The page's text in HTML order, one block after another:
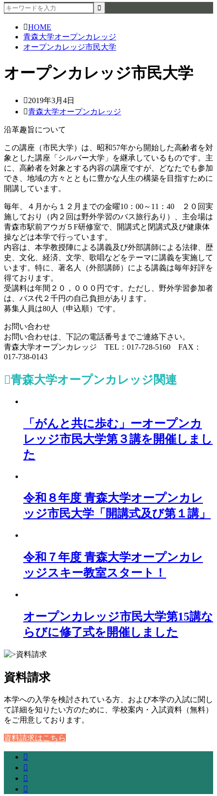
HOME
青森大学オープンカレッジ
オープンカレッジ市民大学
オープンカレッジ市民大学
2019年3月4日
青森大学オープンカレッジ
沿革趣旨について
この講座（市民大学）は、昭和57年から開始した高齢者を対
象とした講座「シルバー大学」を継承しているものです。主
に、高齢者を対象とする内容の講座ですが、どなたでも参加
でき、地域の方々とともに豊かな人生の構築を目指すために
開講しています。
毎年、４月から１２月までの金曜10：00～11：40 ２０回実
施しており（内２回は野外学習のバス旅行あり）、主会場は
青森市駅前アウガ５F研修室で、開講式と閉講式及び健康体
操などは本学で行っています。
内容は、本学教授陣による講義及び外部講師による法律、歴
史、文化、経済、文学、歌唱などをテーマに講義を実施して
います。特に、著名人（外部講師）による講義は毎年好評を
得ております。
受講料は年間２０，０００円です。ただし、野外学習参加者
は、バス代２千円の自己負担があります。
募集人員は80人（申込順）です。
お問い合わせ
お問い合わせは、下記の電話番号までご連絡下さい。
青森大学オープンカレッジ TEL：017-728-5160 FAX：
017-738-0143
青森大学オープンカレッジ関連
「がんと共に歩む」ーオープンカ
レッジ市民大学第３講を開催しまし
た
令和８年度 青森大学オープンカレ
ッジ市民大学「開講式及び第１講」
令和７年度 青森大学オープンカレ
ッジスキー教室スタート！
オープンカレッジ市民大学第15講な
らびに修了式を開催しました
資料請求
本学への入学を検討されている方、および本学の入試に関し
て詳細を知りたい方のために、学校案内・入試資料（無料）
をご用意しております。
資料請求はこちら